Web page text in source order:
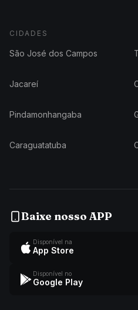
CIDADES
São José dos Campos
Jacareí
Pindamonhangaba
Caraguatatuba
Baixe nosso APP
Disponível na
App Store
Disponível no
Google Play